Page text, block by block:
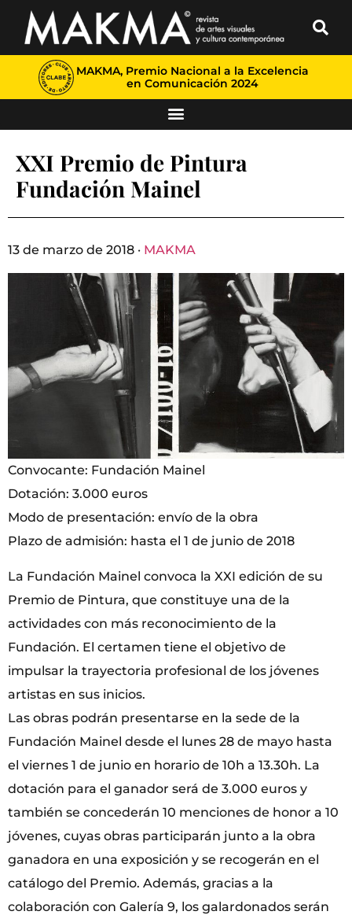
MAKMA, Premio Nacional a la Excelencia
en Comunicación 2024
XXI Premio de Pintura
Fundación Mainel
13 de marzo de 2018 · MAKMA
Convocante: Fundación Mainel
Dotación: 3.000 euros
Modo de presentación: envío de la obra
Plazo de admisión: hasta el 1 de junio de 2018
La Fundación Mainel convoca la XXI edición de su
Premio de Pintura, que constituye una de la
actividades con más reconocimiento de la
Fundación. El certamen tiene el objetivo de
impulsar la trayectoria profesional de los jóvenes
artistas en sus inicios.
Las obras podrán presentarse en la sede de la
Fundación Mainel desde el lunes 28 de mayo hasta
el viernes 1 de junio en horario de 10h a 13.30h. La
dotación para el ganador será de 3.000 euros y
también se concederán 10 menciones de honor a 10
jóvenes, cuyas obras participarán junto a la obra
ganadora en una exposición y se recogerán en el
catálogo del Premio. Además, gracias a la
colaboración con Galería 9, los galardonados serán